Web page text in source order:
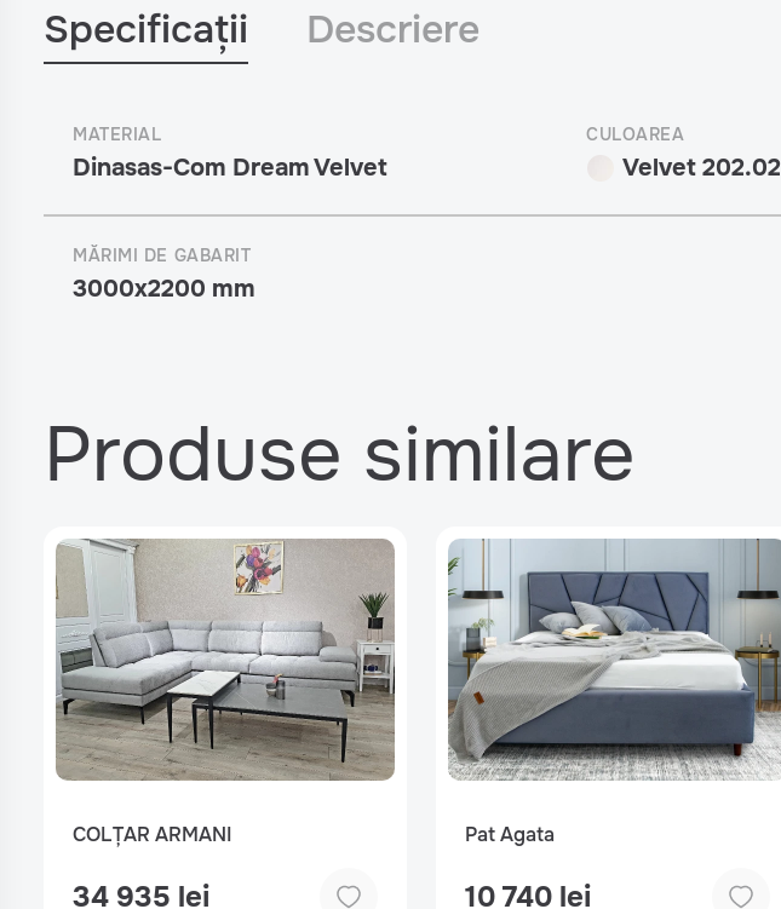
Specificații Descriere
MATERIAL
Dinasas-Com Dream Velvet
CULOAREA
Velvet 202.02
MĂRIMI DE GABARIT
3000x2200 mm
Produse similare
COLȚAR ARMANI
34 935 lei
Pat Agata
10 740 lei